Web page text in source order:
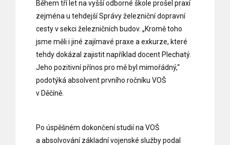
Během tří let na vyšší odborné škole prošel praxí
zejména u tehdejší Správy železniční dopravní
cesty v sekci železničních budov. „Kromě toho
jsme měli i jiné zajímavé praxe a exkurze, které
tehdy dokázal zajistit například docent Plechatý.
Jeho pozitivní přínos pro mě byl mimořádný,“
podotýká absolvent prvního ročníku VOŠ
v Děčíně.
Po úspěšném dokončení studií na VOŠ
a absolvování základní vojenské služby podal